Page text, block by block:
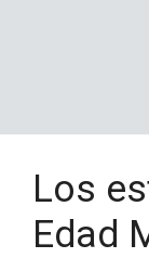
Los
Edad